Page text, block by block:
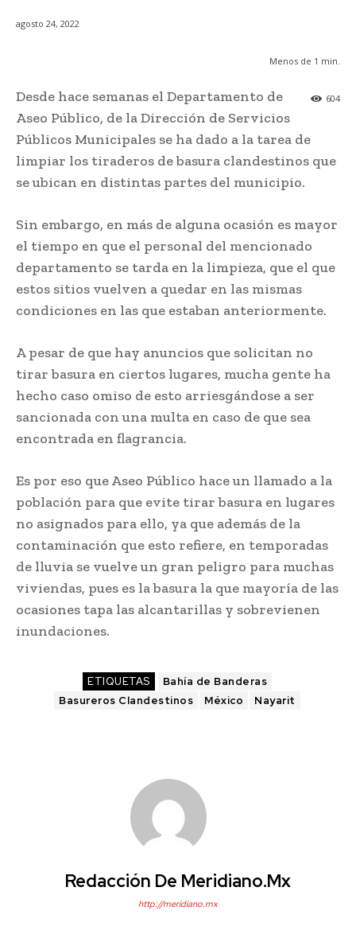
agosto 24, 2022
Menos de 1 min.
604
Desde hace semanas el Departamento de
Aseo Público, de la Dirección de Servicios
Públicos Municipales se ha dado a la tarea de
limpiar los tiraderos de basura clandestinos que
se ubican en distintas partes del municipio.
Sin embargo, en más de alguna ocasión es mayor
el tiempo en que el personal del mencionado
departamento se tarda en la limpieza, que el que
estos sitios vuelven a quedar en las mismas
condiciones en las que estaban anteriormente.
A pesar de que hay anuncios que solicitan no
tirar basura en ciertos lugares, mucha gente ha
hecho caso omiso de esto arriesgándose a ser
sancionada con una multa en caso de que sea
encontrada en flagrancia.
Es por eso que Aseo Público hace un llamado a la
población para que evite tirar basura en lugares
no asignados para ello, ya que además de la
contaminación que esto refiere, en temporadas
de lluvia se vuelve un gran peligro para muchas
viviendas, pues es la basura la que mayoría de las
ocasiones tapa las alcantarillas y sobrevienen
inundaciones.
ETIQUETAS
Bahía de Banderas
Basureros Clandestinos
México Nayarit
Redacción De Meridiano.mx
http://meridiano.mx